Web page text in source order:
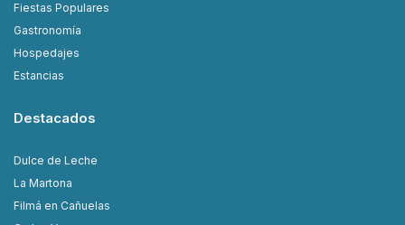
Fiestas Populares
Gastronomía
Hospedajes
Estancias
Destacados
Dulce de Leche
La Martona
Filmá en Cañuelas